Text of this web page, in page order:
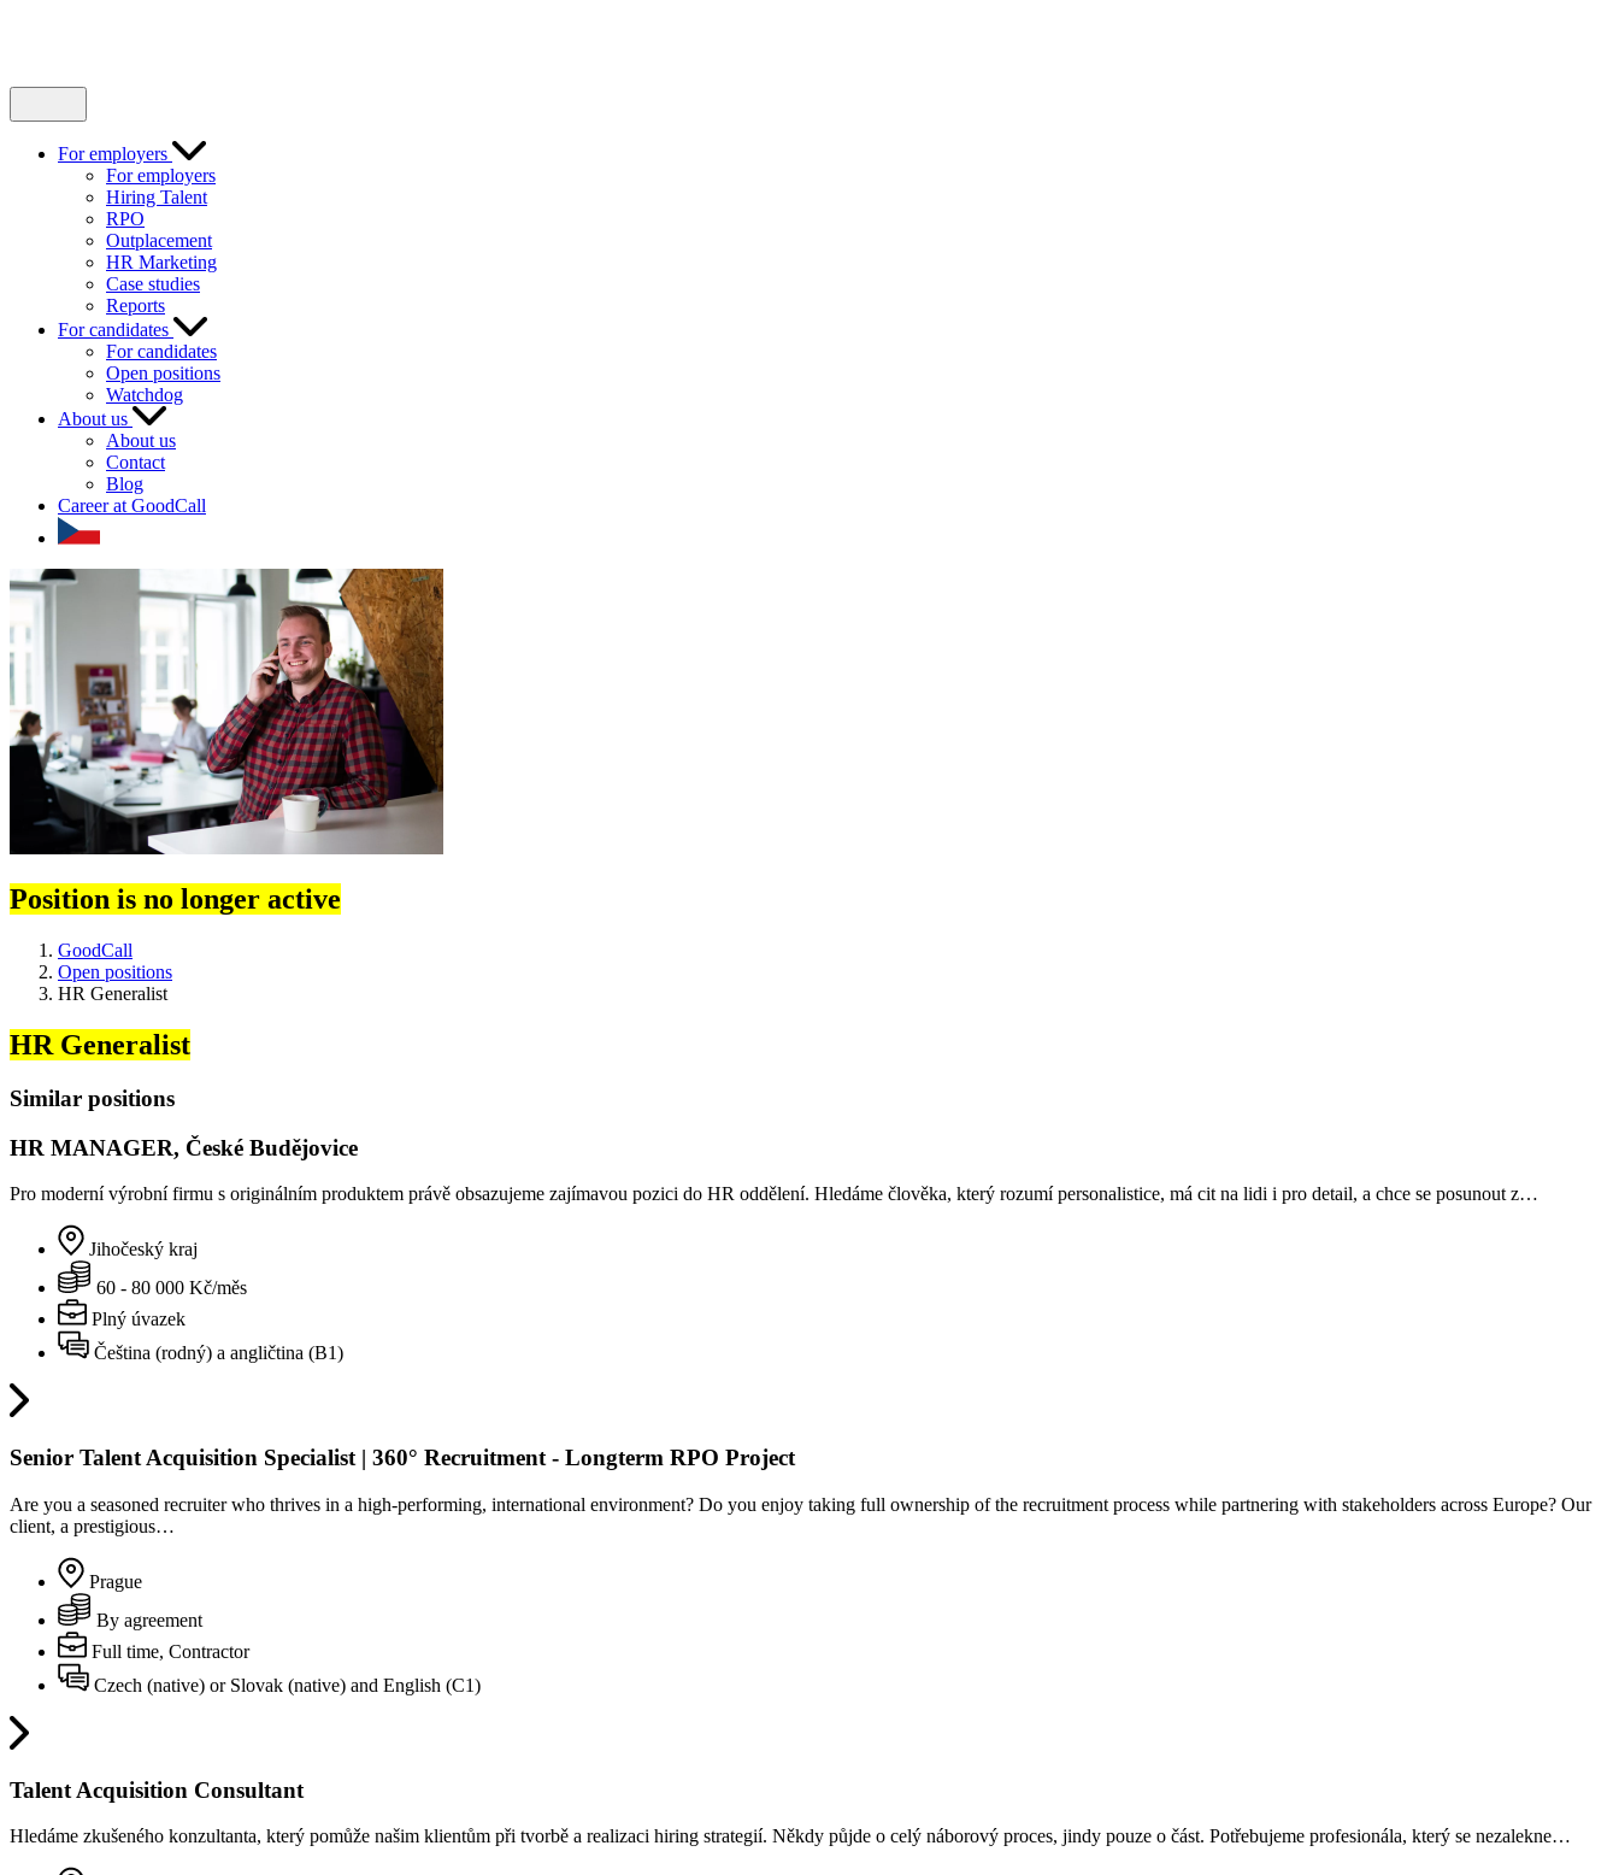
For employers
For employers
Hiring Talent
RPO
Outplacement
HR Marketing
Case studies
Reports
For candidates
For candidates
Open positions
Watchdog
About us
About us
Contact
Blog
Career at GoodCall
Position is no longer active
GoodCall
Open positions
HR Generalist
HR Generalist
Similar positions
HR MANAGER, České Budějovice
Pro moderní výrobní firmu s originálním produktem právě obsazujeme zajímavou pozici do HR oddělení. Hledáme člověka, který rozumí personalistice, má cit na lidi i pro detail, a chce se posunout z…
Jihočeský kraj
60 - 80 000 Kč/měs
Plný úvazek
Čeština (rodný) a angličtina (B1)
Senior Talent Acquisition Specialist | 360° Recruitment - Longterm RPO Project
Are you a seasoned recruiter who thrives in a high-performing, international environment? Do you enjoy taking full ownership of the recruitment process while partnering with stakeholders across Europe? Our
client, a prestigious…
Prague
By agreement
Full time, Contractor
Czech (native) or Slovak (native) and English (C1)
Talent Acquisition Consultant
Hledáme zkušeného konzultanta, který pomůže našim klientům při tvorbě a realizaci hiring strategií. Někdy půjde o celý náborový proces, jindy pouze o část. Potřebujeme profesionála, který se nezalekne…